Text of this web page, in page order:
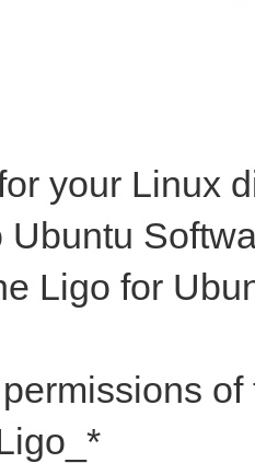
your Linux
Ubuntu
Ligo for